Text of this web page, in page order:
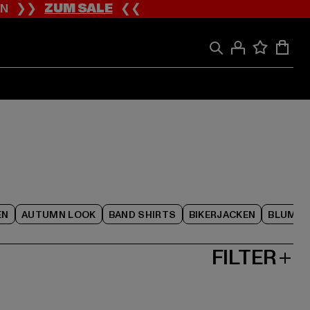
❯❯ZUM SALE❮❮
AUTUMN LOOK BAND SHIRTS BIKERJACKEN
FILTER